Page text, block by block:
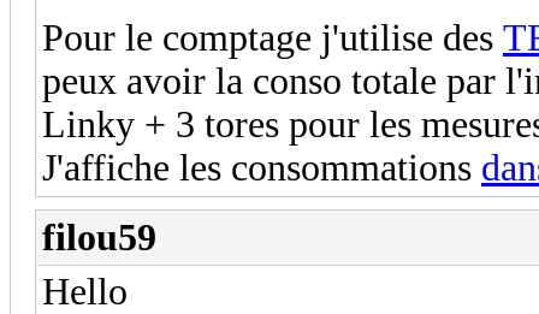
Pour le comptage j'utilise des
peux avoir la conso totale par
Linky + 3 tores pour les
J'affiche les consommations
filou59
Hello